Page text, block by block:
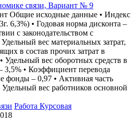
связи, Вариант № 9
Общие исходные данные • Индекс
6,3%) • Годовая норма дисконта –
с законодательством с
вес материальных затрат,
в состав прочих затрат в
Удельный вес оборотных средств в
• Коэффициент перевода
фонды – 0,97 • Активная часть
вес работников основной
Работа Курсовая